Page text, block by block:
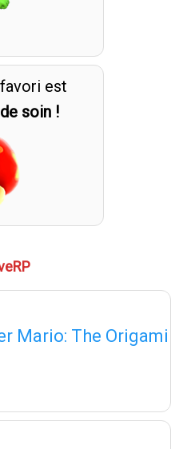
est
soin !
Mario: The Origami